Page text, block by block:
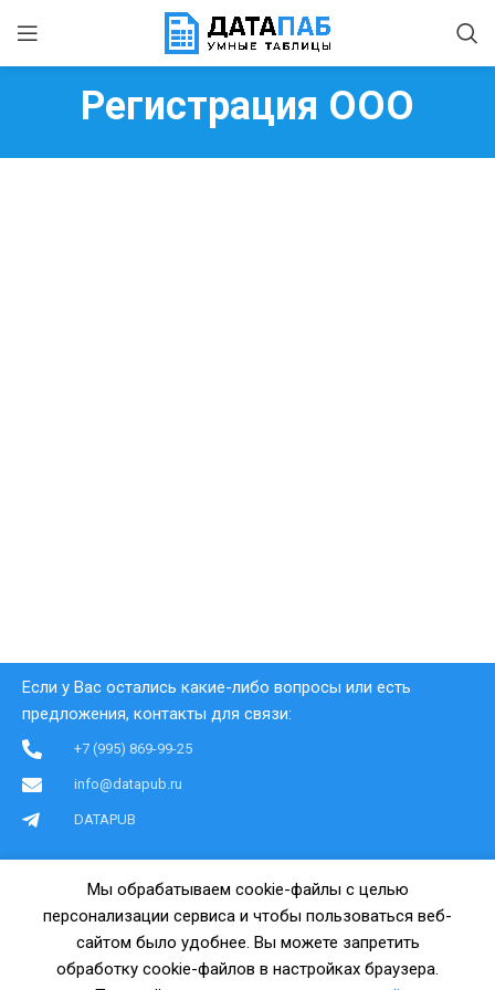
Регистрация ООО
Если у Вас остались какие-либо вопросы или есть
предложения, контакты для связи:
+7 (995) 869-99-25
info@datapub.ru
DATAPUB
ЦИФРОВЫЕ ТОВАРЫ
Шаблоны готовых таблиц
Финансовые модели
Бизнес-планы с расчетами
Базы данных поставщиков
СЕРВИСЫ
Финансовая модель онлайн
Калькулятор тарифов РКО
Коды ОКВЭД онлайн
Регистрация бизнеса
Мы обрабатываем cookie-файлы с целью
персонализации сервиса и чтобы пользоваться веб-
сайтом было удобнее. Вы можете запретить
обработку cookie-файлов в настройках браузера.